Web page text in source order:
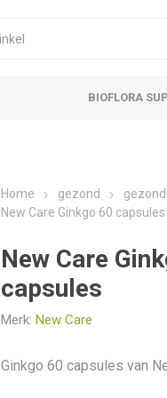
BIOFLORA
Home gezond
New Care Ginkgo 60 capsules
New Care
capsules
Merk: New Care
Ginkgo 60 capsules van